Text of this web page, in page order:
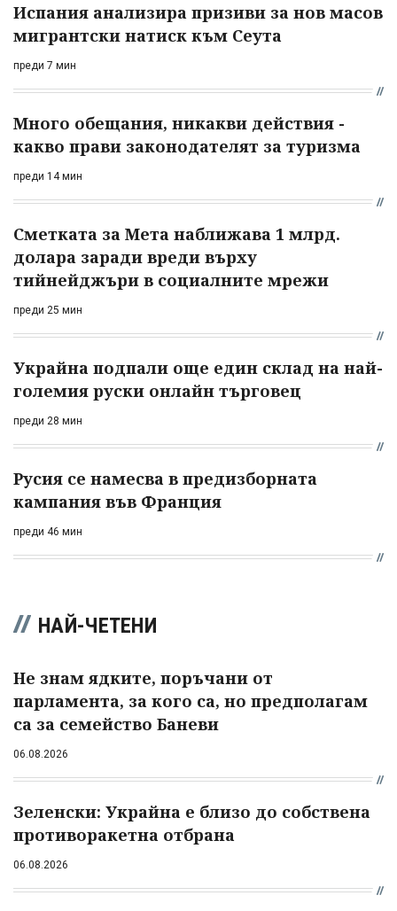
Испания анализира призиви за нов масов
мигрантски натиск към Сеута
преди 7 мин
Много обещания, никакви действия -
какво прави законодателят за туризма
преди 14 мин
Сметката за Мета наближава 1 млрд.
долара заради вреди върху
тийнейджъри в социалните мрежи
преди 25 мин
Украйна подпали още един склад на най-
големия руски онлайн търговец
преди 28 мин
Русия се намесва в предизборната
кампания във Франция
преди 46 мин
НАЙ-ЧЕТЕНИ
Не знам ядките, поръчани от
парламента, за кого са, но предполагам
са за семейство Баневи
06.08.2026
Зеленски: Украйна е близо до собствена
противоракетна отбрана
06.08.2026